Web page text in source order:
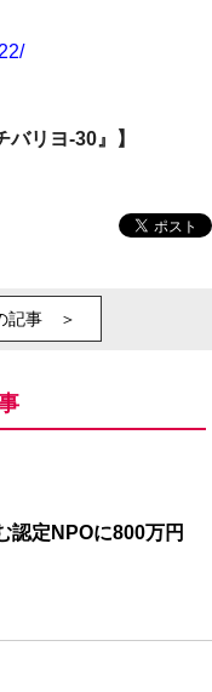
バリヨ-30』】
記事 ＞
認定NPOに800万円